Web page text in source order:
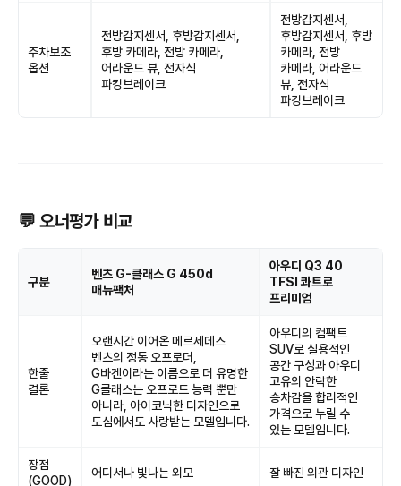
주차보조
옵션
전방감지센서, 후방감지센서,
후방 카메라, 전방 카메라,
어라운드 뷰, 전자식
파킹브레이크
전방감지센서,
후방감지센서, 후방
카메라, 전방
카메라, 어라운드
뷰, 전자식
파킹브레이크
💬 오너평가 비교
구분
벤츠 G-클래스 G 450d
매뉴팩처
아우디 Q3 40
TFSI 콰트로
프리미엄
한줄
결론
오랜시간 이어온 메르세데스
벤츠의 정통 오프로더,
G바겐이라는 이름으로 더 유명한
G클래스는 오프로드 능력 뿐만
아니라, 아이코닉한 디자인으로
도심에서도 사랑받는 모델입니다.
아우디의 컴팩트
SUV로 실용적인
공간 구성과 아우디
고유의 안락한
승차감을 합리적인
가격으로 누릴 수
있는 모델입니다.
장점
(GOOD)
어디서나 빛나는 외모 잘 빠진 외관 디자인